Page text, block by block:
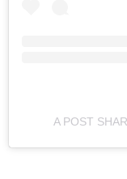
A POST